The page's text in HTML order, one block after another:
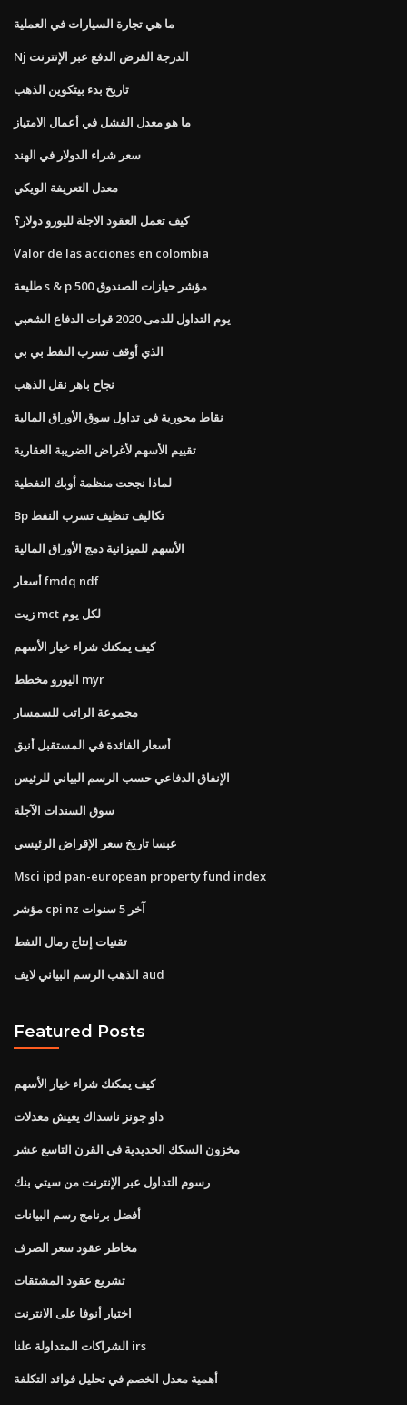
ما هي تجارة السيارات في العملية
Nj الدرجة القرض الدفع عبر الإنترنت
تاريخ بدء بيتكوين الذهب
ما هو معدل الفشل في أعمال الامتياز
سعر شراء الدولار في الهند
معدل التعريفة الويكي
كيف تعمل العقود الاجلة لليورو دولار؟
Valor de las acciones en colombia
طليعة s & p 500 مؤشر حيازات الصندوق
يوم التداول للدمى 2020 قوات الدفاع الشعبي
الذي أوقف تسرب النفط بي بي
نجاح باهر نقل الذهب
نقاط محورية في تداول سوق الأوراق المالية
تقييم الأسهم لأغراض الضريبة العقارية
لماذا نجحت منظمة أوبك النفطية
Bp تكاليف تنظيف تسرب النفط
الأسهم للميزانية دمج الأوراق المالية
أسعار fmdq ndf
زيت mct لكل يوم
كيف يمكنك شراء خيار الأسهم
اليورو مخطط myr
مجموعة الراتب للسمسار
أسعار الفائدة في المستقبل أنيق
الإنفاق الدفاعي حسب الرسم البياني للرئيس
سوق السندات الآجلة
عبسا تاريخ سعر الإقراض الرئيسي
Msci ipd pan-european property fund index
مؤشر cpi nz آخر 5 سنوات
تقنيات إنتاج رمال النفط
الذهب الرسم البياني لايف aud
Featured Posts
كيف يمكنك شراء خيار الأسهم
داو جونز ناسداك يعيش معدلات
مخزون السكك الحديدية في القرن التاسع عشر
رسوم التداول عبر الإنترنت من سيتي بنك
أفضل برنامج رسم البيانات
مخاطر عقود سعر الصرف
تشريع عقود المشتقات
اختبار أنوفا على الانترنت
الشراكات المتداولة علنا ​​irs
أهمية معدل الخصم في تحليل فوائد التكلفة